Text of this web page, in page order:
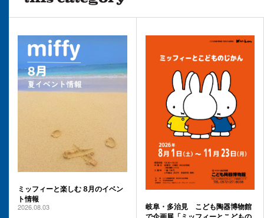
ミッフィーと楽しむ 8月のイベン
ト情報
2026.08.03
岐阜・多治見 こども陶器博物館